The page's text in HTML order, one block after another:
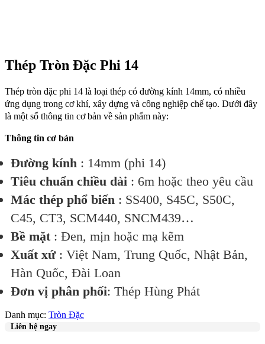
Thép Tròn Đặc Phi 14
Thép tròn đặc phi 14 là loại thép có đường kính 14mm, có nhiều
ứng dụng trong cơ khí, xây dựng và công nghiệp chế tạo. Dưới đây
là một số thông tin cơ bản về sản phẩm này:
Thông tin cơ bản
Đường kính : 14mm (phi 14)
Tiêu chuẩn chiều dài : 6m hoặc theo yêu cầu
Mác thép phổ biến : SS400, S45C, S50C,
C45, CT3, SCM440, SNCM439…
Bề mặt: Đen, mịn hoặc mạ kẽm
Xuất xứ: Việt Nam, Trung Quốc, Nhật Bản,
Hàn Quốc, Đài Loan
Đơn vị phân phối: Thép Hùng Phát
Danh mục: Tròn Đặc
Liên hệ ngay